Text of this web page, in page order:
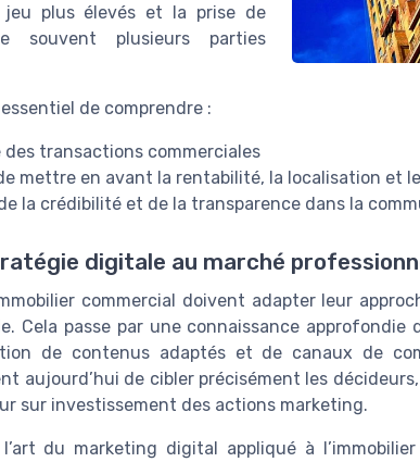
plus élevés et la prise de
souvent plusieurs parties
de comprendre :
des transactions commerciales
mettre en avant la rentabilité, la localisation et
la crédibilité et de la transparence dans la
digitale au marché
commercial doivent adapter leur
Cela passe par une connaissance
de contenus adaptés et de canaux de
aujourd’hui de cibler précisément les
sur investissement des actions marketing.
du marketing digital appliqué à